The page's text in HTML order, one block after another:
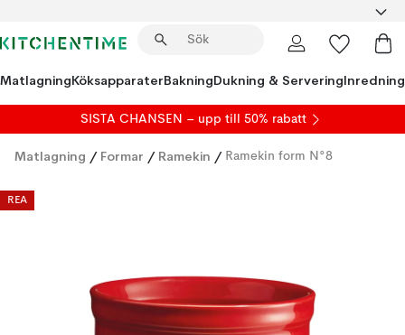
MatlagningKöksapparaterBakningDukning & ServeringInredning
SISTA CHANSEN – upp till 50% rabatt
Matlagning / Formar / Ramekin / Ramekin form N°8
REA